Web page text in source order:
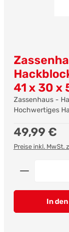
41 x 30 x
Zassenhaus -
Hochwertiges
Regulärer Preis:
49,99 €
Preise inkl. MwSt.
Produkt
In